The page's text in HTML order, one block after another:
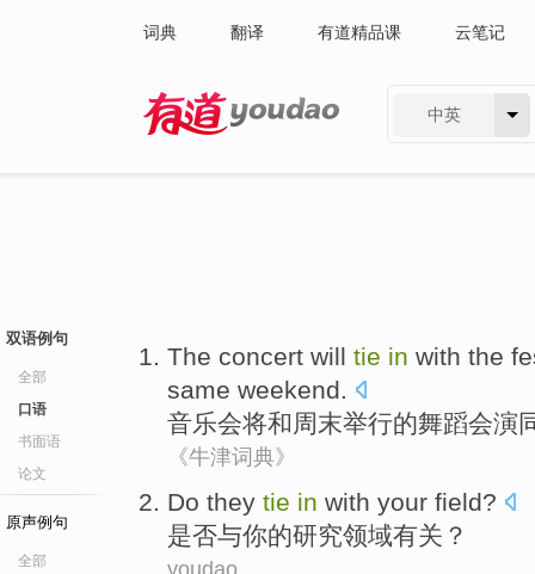
词典 翻译 有道精品课 云笔记
中英
双语例句
全部
口语
书面语
论文
原声例句
全部
The concert will tie in with the
same weekend.
音乐会将和周末举行的舞蹈会演
《牛津词典》
Do they tie in with your field?
是否与你的研究领域有关 ？
youdao